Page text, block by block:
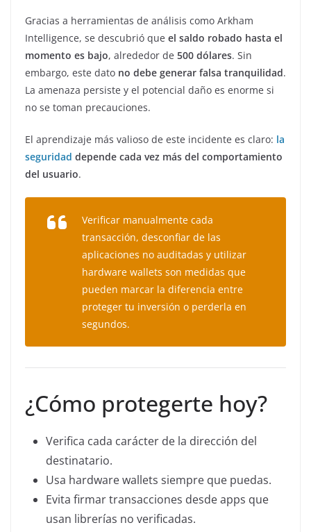
Gracias a herramientas de análisis como Arkham
Intelligence, se descubrió que el saldo robado hasta el
momento es bajo, alrededor de 500 dólares. Sin
embargo, este dato no debe generar falsa tranquilidad.
La amenaza persiste y el potencial daño es enorme si
no se toman precauciones.
El aprendizaje más valioso de este incidente es claro: la
seguridad depende cada vez más del comportamiento
del usuario.
Verificar manualmente cada
transacción, desconfiar de las
aplicaciones no auditadas y utilizar
hardware wallets son medidas que
pueden marcar la diferencia entre
proteger tu inversión o perderla en
segundos.
¿Cómo protegerte hoy?
Verifica cada carácter de la dirección del
destinatario.
Usa hardware wallets siempre que puedas.
Evita firmar transacciones desde apps que
usan librerías no verificadas.